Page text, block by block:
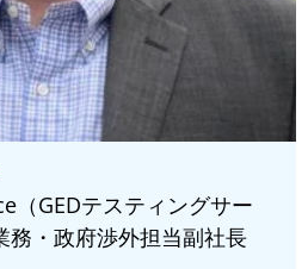
（GEDテスティングサー
務・政府渉外担当副社長